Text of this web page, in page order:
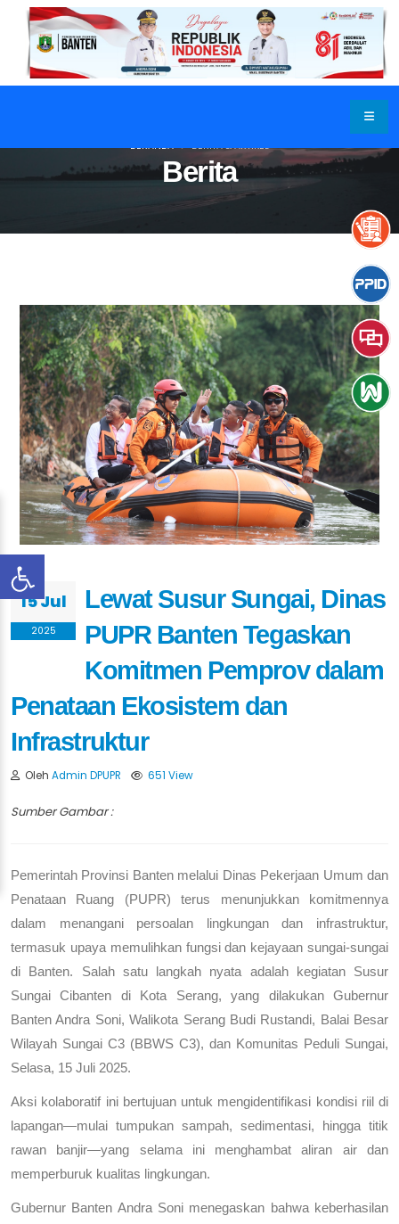
Berita
BERANDA BERITA & ARTIKEL
15 Jul
2025
Lewat Susur Sungai, Dinas
PUPR Banten Tegaskan
Komitmen Pemprov dalam
Penataan Ekosistem dan
Infrastruktur
Oleh Admin DPUPR 651 View
Sumber Gambar :
Pemerintah Provinsi Banten melalui Dinas Pekerjaan Umum dan
Penataan Ruang (PUPR) terus menunjukkan komitmennya
dalam menangani persoalan lingkungan dan infrastruktur,
termasuk upaya memulihkan fungsi dan kejayaan sungai-sungai
di Banten. Salah satu langkah nyata adalah kegiatan Susur
Sungai Cibanten di Kota Serang, yang dilakukan Gubernur
Banten Andra Soni, Walikota Serang Budi Rustandi, Balai Besar
Wilayah Sungai C3 (BBWS C3), dan Komunitas Peduli Sungai,
Selasa, 15 Juli 2025.
Aksi kolaboratif ini bertujuan untuk mengidentifikasi kondisi riil di
lapangan—mulai tumpukan sampah, sedimentasi, hingga titik
rawan banjir—yang selama ini menghambat aliran air dan
memperburuk kualitas lingkungan.
Gubernur Banten Andra Soni menegaskan bahwa keberhasilan